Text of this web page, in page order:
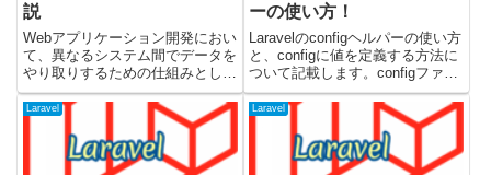
説
Webアプリケーション開発におい
て、異なるシステム間でデータを
やり取りするための仕組みとして
REST API（Representational
State Transfer Application
Programming Interface...
ーの使い方！
Laravelのconfigヘルパーの使い方
と、configに値を定義する方法に
ついて記載します。configファイ
ルに値を書いておくと、Webアプ
リケーション内で定義した固定値
をconfigヘルパーから取得できる
ようになります。掲載してい...
Laravel Laravel